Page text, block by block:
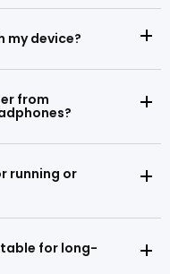
my device?
from
running or
for long-